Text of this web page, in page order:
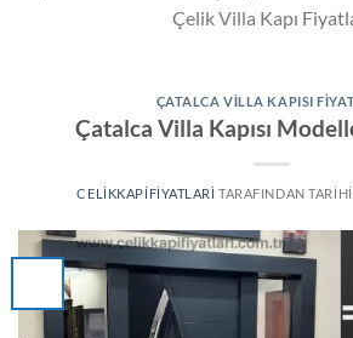
Çelik Villa Kapı
ÇATALCA VILLA KAPISI
Çatalca Villa Kapısı
CELIKKAPIFIYATLARI TARAFINDAN